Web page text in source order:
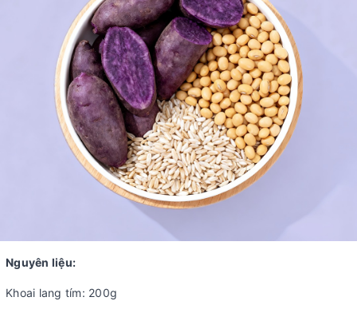
Nguyên liệu:
Khoai lang tím: 200g